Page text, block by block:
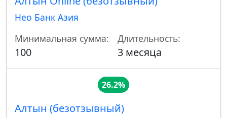
Нео Банк Азия
Минимальная сумма:
100
Длительность:
3 месяца
26.2%
Алтын (безотзывный)